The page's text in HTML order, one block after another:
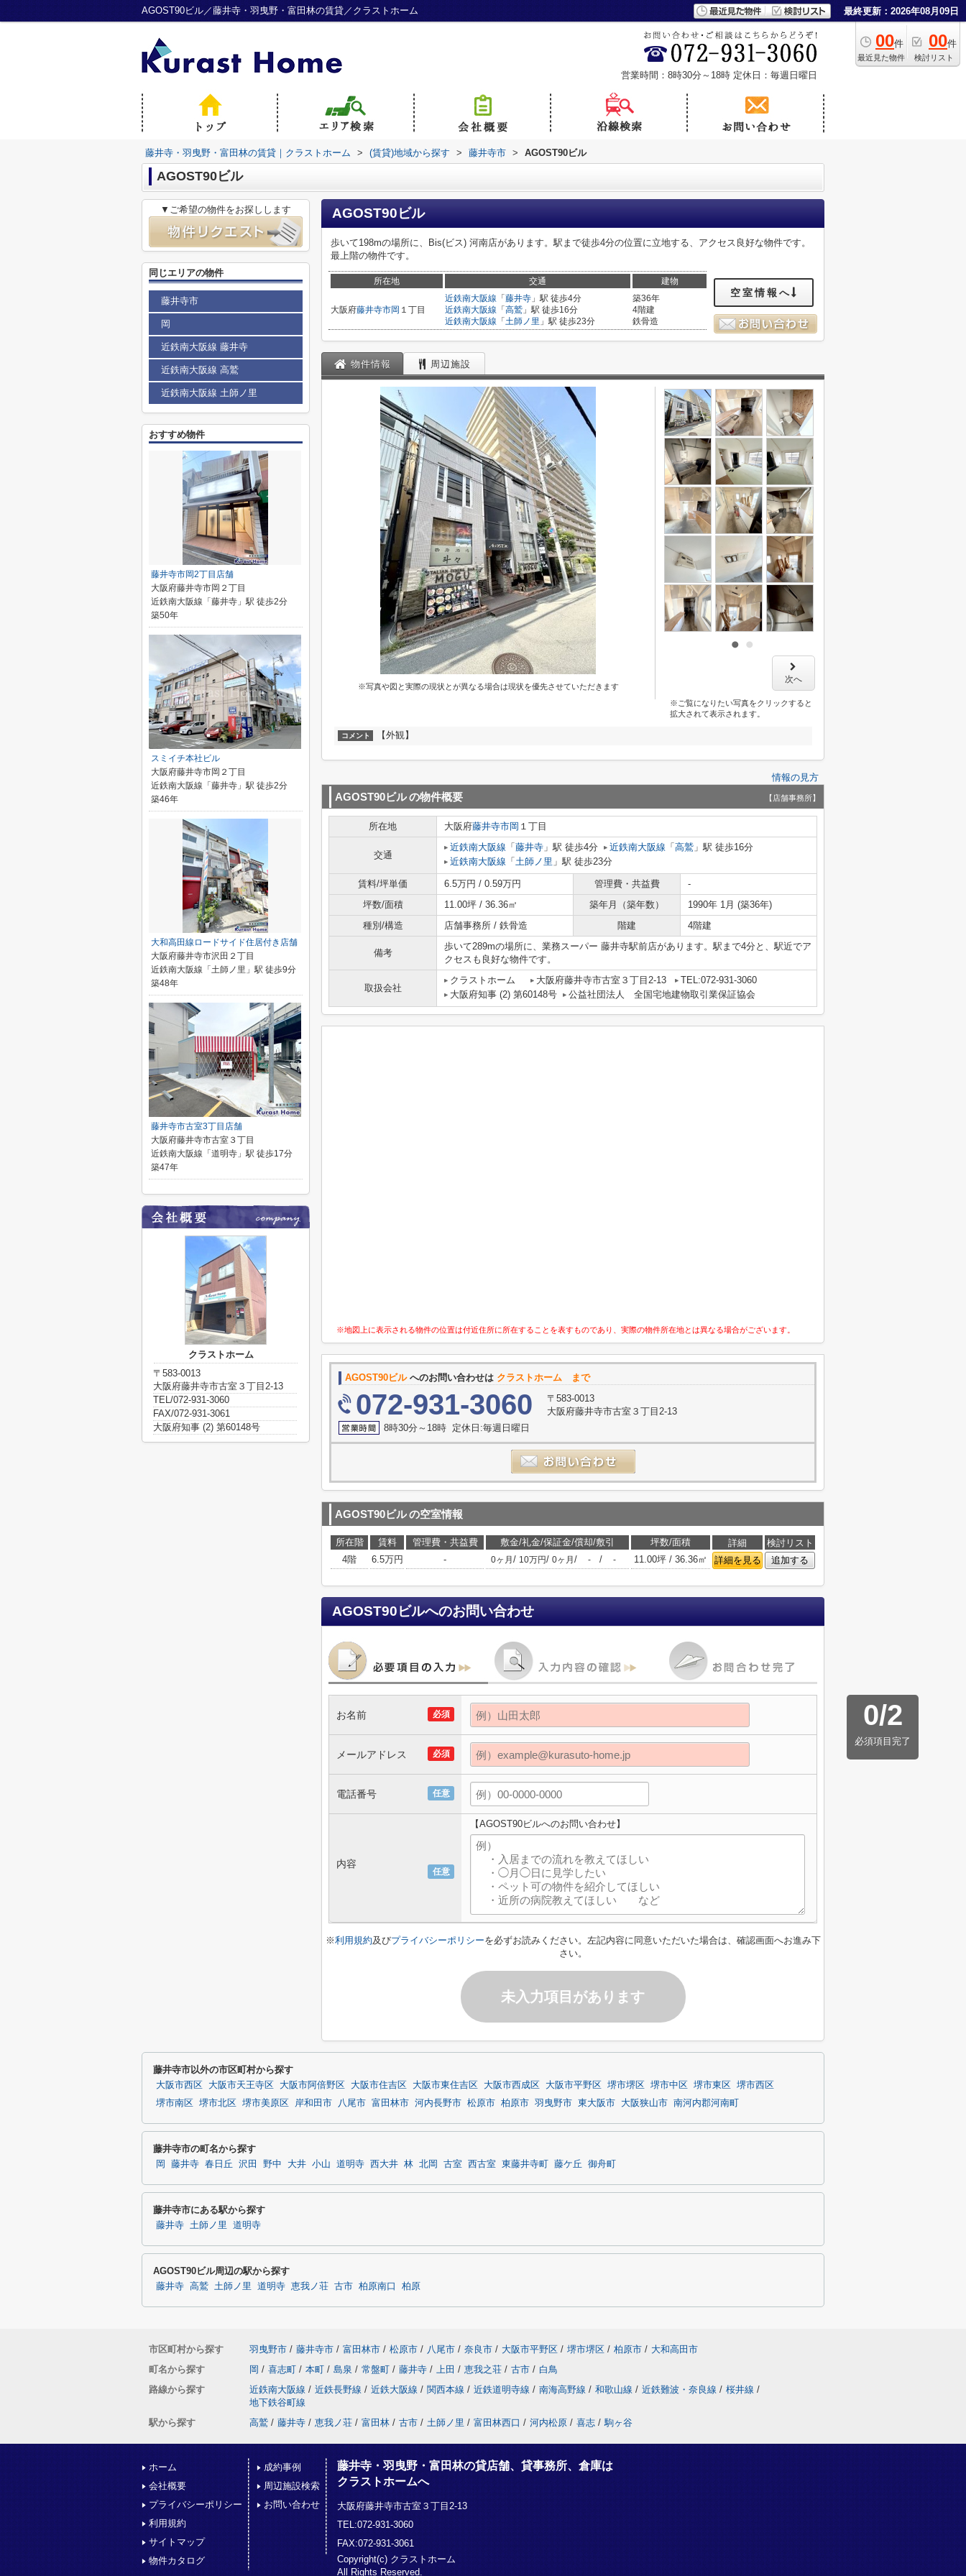
AGOST90ビル／藤井寺・羽曳野・富田林の賃貸／クラストホーム 最終更新：2026年08月09日
00件
最近見た物件
00件
検討リスト
営業時間：8時30分～18時 定休日：毎週日曜日
藤井寺・羽曳野・富田林の賃貸｜クラストホーム > (賃貸)地域から探す > 藤井寺市 > AGOST90ビル
AGOST90ビル
AGOST90ビル
歩いて198mの場所に、Bis(ビス) 河南店があります。駅まで徒歩4分の位置に立地する、アクセス良好な物件です。
最上階の物件です。
所在地 交通 建物
大阪府藤井寺市岡 １丁目
近鉄南大阪線 「 藤井寺 」駅 徒歩4分
近鉄南大阪線 「 高鷲 」駅 徒歩16分
近鉄南大阪線 「 土師ノ里 」駅 徒歩23分
築36年
4階建
鉄骨造
空室情報へ
物件情報 周辺施設
※写真や図と実際の現状とが異なる場合は現状を優先させていただきます
次へ
※ご覧になりたい写真をクリックすると
拡大されて表示されます。
コメント 【外観】
情報の見方
AGOST90ビルの物件概要 【店舗事務所】
所在地 大阪府藤井寺市岡 １丁目
交通
近鉄南大阪線 「 藤井寺 」駅 徒歩4分 近鉄南大阪線 「 高鷲 」駅 徒歩16分
近鉄南大阪線 「 土師ノ里 」駅 徒歩23分
賃料/坪単価 6.5万円 / 0.59万円 管理費・共益費
-
坪数/面積
11.00坪 / 36.36㎡ 築年月（築年数）
1990年 1月 (築36年)
種別/構造
店舗事務所 / 鉄骨造 階建 4階建
備考
歩いて289mの場所に、業務スーパー 藤井寺駅前店があります。駅まで4分と、駅近でア
クセスも良好な物件です。
取扱会社
クラストホーム 大阪府藤井寺市古室３丁目2-13
TEL:072-931-3060
大阪府知事 (2) 第60148号
公益社団法人 全国宅地建物取引業保証協会
※地図上に表示される物件の位置は付近住所に所在することを表すものであり、実際の物件所在地とは異なる場合がございます。
AGOST90ビルへのお問い合わせは クラストホーム まで
072-931-3060
〒583-0013
大阪府藤井寺市古室３丁目2-13
8時30分～18時 定休日:毎週日曜日
AGOST90ビルの空室情報
所在階 賃料 管理費・共益費 敷金/礼金/保証金/償却/敷引 坪数/面積 詳細
検討リスト
4階
6.5万円 - 0ヶ月 / 10万円/ 0ヶ月 / - / - 11.00坪 / 36.36㎡ 詳細を見る 追加する
AGOST90ビルへのお問い合わせ
0/2
必須項目完了
必須
お名前
必須
メールアドレス
任意
電話番号
任意
内容
【AGOST90ビルへのお問い合わせ】
※利用規約及びプライバシーポリシーを必ずお読みください。左記内容に同意いただいた場合は、確認画面へお進み下
さい。
未入力項目があります
▼ご希望の物件をお探しします
同じエリアの物件
藤井寺市
岡
近鉄南大阪線 藤井寺
近鉄南大阪線 高鷲
近鉄南大阪線 土師ノ里
おすすめ物件
藤井寺市岡2丁目店舗
大阪府藤井寺市岡２丁目
近鉄南大阪線「藤井寺」駅 徒歩2分
築50年
スミイチ本社ビル
大阪府藤井寺市岡２丁目
近鉄南大阪線「藤井寺」駅 徒歩2分
築46年
大和高田線ロードサイド住居付き店舗
大阪府藤井寺市沢田２丁目
近鉄南大阪線「土師ノ里」駅 徒歩9分
築48年
藤井寺市古室3丁目店舗
大阪府藤井寺市古室３丁目
近鉄南大阪線「道明寺」駅 徒歩17分
築47年
クラストホーム
〒583-0013
大阪府藤井寺市古室３丁目2-13
TEL/072-931-3060
FAX/072-931-3061
大阪府知事 (2) 第60148号
藤井寺市以外の市区町村から探す
大阪市西区 大阪市天王寺区 大阪市阿倍野区 大阪市住吉区 大阪市東住吉区 大阪市西成区 大阪市平野区 堺市堺区 堺市中区 堺市東区
堺市西区
堺市南区
堺市北区 堺市美原区 岸和田市 八尾市 富田林市 河内長野市 松原市 柏原市 羽曳野市 東大阪市 大阪狭山市 南河内郡河南町
藤井寺市の町名から探す
岡 藤井寺 春日丘 沢田 野中 大井 小山 道明寺 西大井 林 北岡 古室 西古室 東藤井寺町 藤ケ丘 御舟町
藤井寺市にある駅から探す
藤井寺 土師ノ里 道明寺
AGOST90ビル周辺の駅から探す
藤井寺 高鷲 土師ノ里 道明寺 恵我ノ荘 古市 柏原南口 柏原
市区町村から探す 羽曳野市 / 藤井寺市 / 富田林市 / 松原市 / 八尾市 / 奈良市 / 大阪市平野区 / 堺市堺区 / 柏原市 / 大和高田市
町名から探す
岡 / 喜志町 / 本町 / 島泉 / 常盤町 / 藤井寺 / 上田 / 恵我之荘 / 古市 / 白鳥
路線から探す
近鉄南大阪線 / 近鉄長野線 / 近鉄大阪線 / 関西本線 / 近鉄道明寺線 / 南海高野線 / 和歌山線 / 近鉄難波・奈良線 / 桜井線 /
地下鉄谷町線
駅から探す
高鷲 / 藤井寺 / 恵我ノ荘 / 富田林 / 古市 / 土師ノ里 / 富田林西口 / 河内松原 / 喜志 / 駒ヶ谷
ホーム
会社概要
プライバシーポリシー
利用規約
サイトマップ
物件カタログ
成約事例
周辺施設検索
お問い合わせ
藤井寺・羽曳野・富田林の貸店舗、貸事務所、倉庫は
クラストホームへ
大阪府藤井寺市古室３丁目2-13
TEL:072-931-3060
FAX:072-931-3061
Copyright(c) クラストホーム
All Rights Reserved.